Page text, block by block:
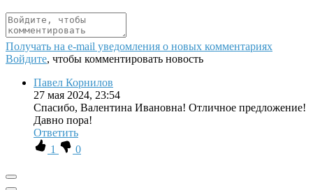
Получать на e‑mail уведомления о новых комментариях
Войдите, чтобы комментировать новость
Павел Корнилов
27 мая 2024, 23:54
Спасибо, Валентина Ивановна! Отличное предложение!
Давно пора!
Ответить
1
0